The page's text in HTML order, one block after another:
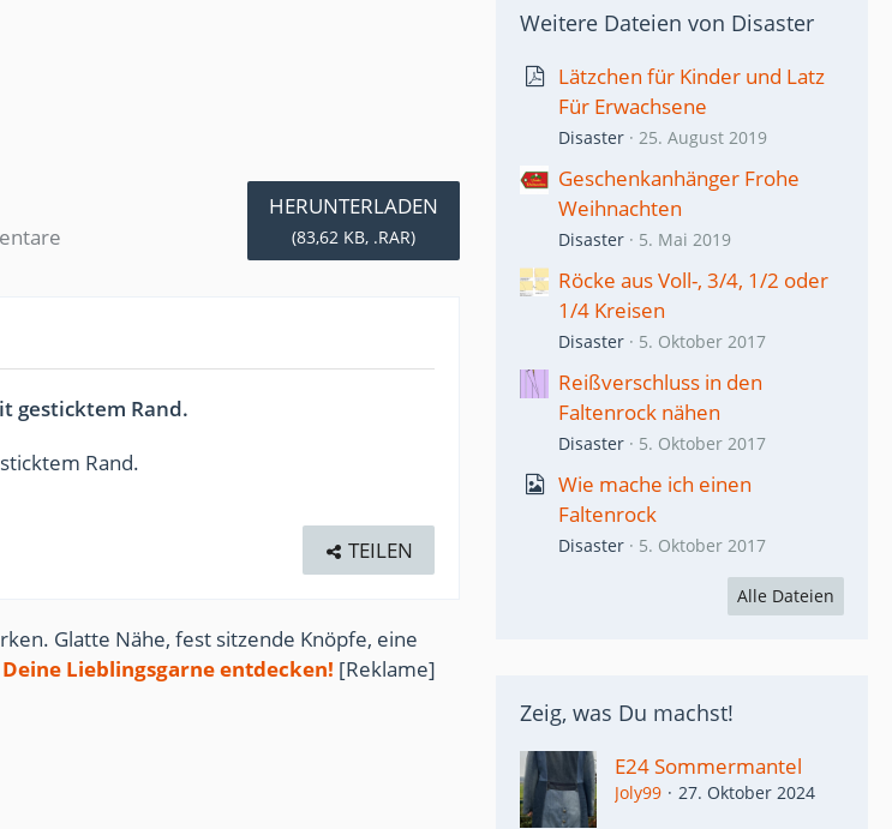
HERUNTERLADEN
(83,62 KB, .RAR)
gesticktem Rand.
Rand.
TEILEN
Glatte Nähe, fest sitzende Knöpfe, eine
Lieblingsgarne entdecken! [Reklame]
Weitere Dateien von Disaster
Lätzchen für Kinder und Latz
Für Erwachsene
Disaster 25. August 2019
Geschenkanhänger Frohe
Weihnachten
Disaster 5. Mai 2019
Röcke aus Voll-, 3/4, 1/2 oder
1/4 Kreisen
Disaster 5. Oktober 2017
Reißverschluss in den
Faltenrock nähen
Disaster 5. Oktober 2017
Wie mache ich einen
Faltenrock
Disaster 5. Oktober 2017
Alle Dateien
Zeig, was Du machst!
E24 Sommermantel
Joly99 27. Oktober 2024